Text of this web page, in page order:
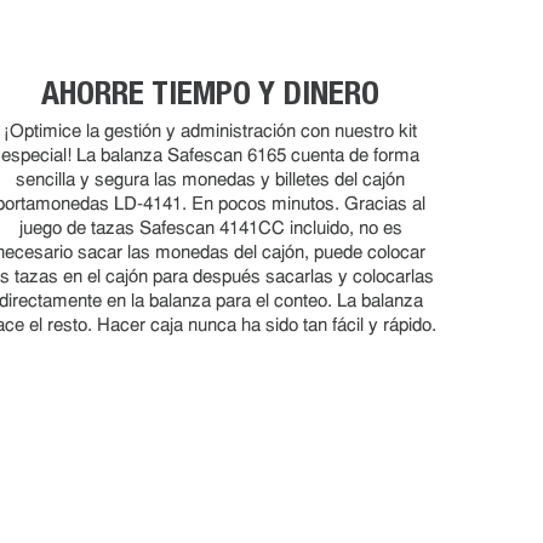
AHORRE TIEMPO Y DINERO
¡Optimice la gestión y administración con nuestro kit
especial! La balanza Safescan 6165 cuenta de forma
sencilla y segura las monedas y billetes del cajón
LD-4141. En pocos minutos. Gracias al
juego de tazas Safescan 4141CC incluido, no es
sacar las monedas del cajón, puede colocar
tazas en el cajón para después sacarlas y colocarlas
en la balanza para el conteo. La balanza
el resto. Hacer caja nunca ha sido tan fácil y rápido.